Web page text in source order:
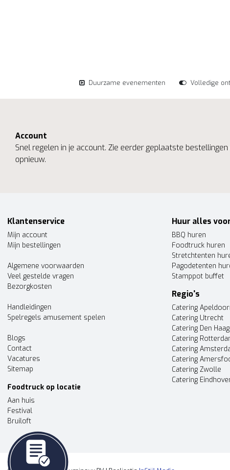
Duurzame evenementen Volledige
Account
Snel regelen in je account. Zie eerder geplaatste
opnieuw.
Klantenservice
Mijn account
Mijn bestellingen
Algemene voorwaarden
Veel gestelde vragen
Bezorgkosten
Handleidingen
Spelregels amusement spelen
Blogs
Contact
Vacatures
Sitemap
Foodtruck op locatie
Aan huis
Festival
Bruiloft
Huur alles
BBQ huren
Foodtruck huren
Stretchtenten
Pagodetenten
Stamppot buffet
Regio's
Catering
Catering Utrecht
Catering Den Haag
Catering
Catering
Catering
Catering Zwolle
Catering